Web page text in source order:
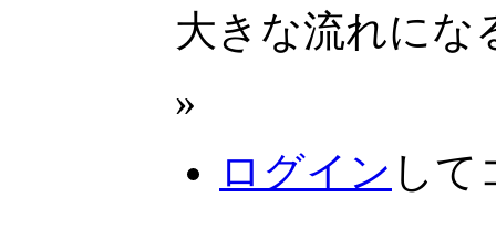
大きな流れにな
»
ログイン して